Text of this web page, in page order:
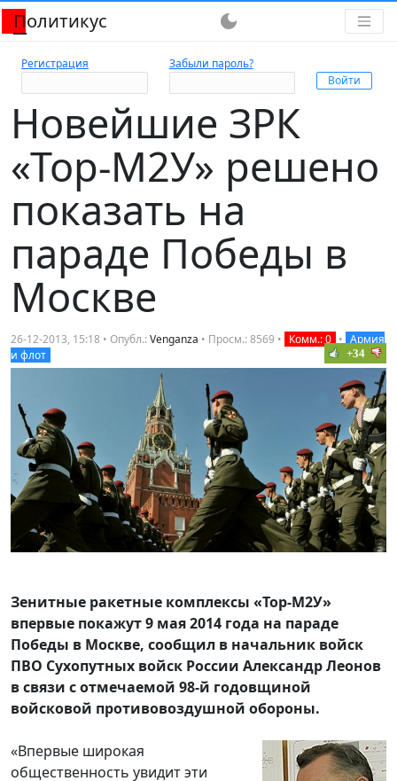
Политикус dark_mode
Регистрация Забыли пароль?
Новейшие ЗРК
«Тор-М2У» решено
показать на
параде Победы в
Москве
26-12-2013, 15:18 • Опубл.:Venganza • Просм.: 8569 • Комм.: 0 • Армия
и флот
+34
Зенитные ракетные комплексы «Тор-М2У»
впервые покажут 9 мая 2014 года на параде
Победы в Москве, сообщил в начальник войск
ПВО Сухопутных войск России Александр Леонов
в связи с отмечаемой 98-й годовщиной
войсковой противовоздушной обороны.
«Впервые широкая
общественность увидит эти